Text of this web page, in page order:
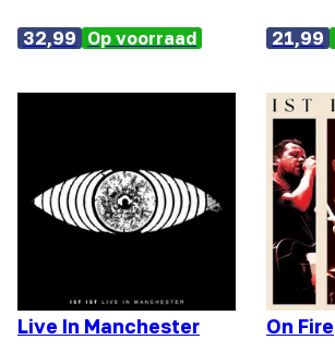
32,99 Op voorraad 21,99
Live In Manchester On Fire